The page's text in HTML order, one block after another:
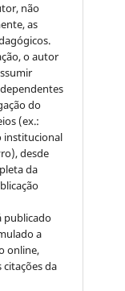
não
as
o autor
do
(ex.:
institucional
desde
da
publicado
a
online,
citações da